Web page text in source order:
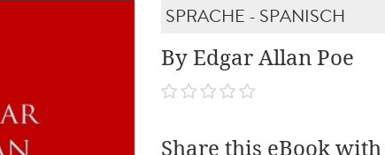
SPRACHE - SPANISCH
By Edgar Allan Poe
Share this eBook